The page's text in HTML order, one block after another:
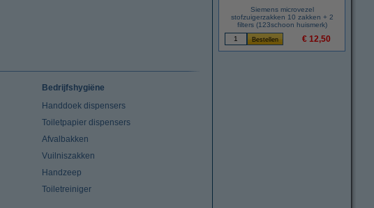
Siemens microvezel
stofzuigerzakken 10 zakken + 2
filters (123schoon huismerk)
€ 12,50
Bedrijfshygiëne
Handdoek dispensers
Toiletpapier dispensers
Afvalbakken
Vuilniszakken
Handzeep
Toiletreiniger